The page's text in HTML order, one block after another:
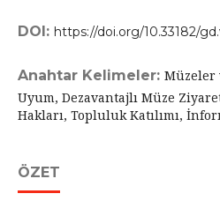
DOI: https://doi.org/10.33182/
Anahtar Kelimeler: Müzeler
Uyum, Dezavantajlı Müze
Hakları, Topluluk Katılımı,
ÖZET